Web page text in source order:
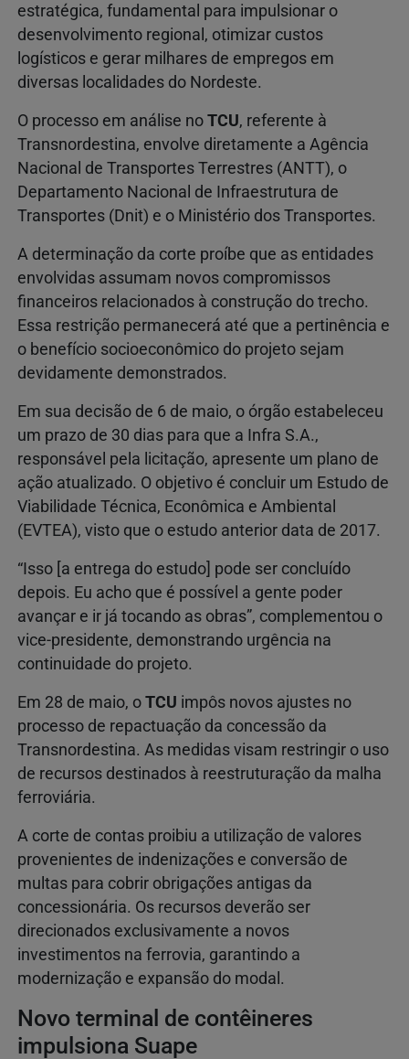
estratégica, fundamental para impulsionar o
desenvolvimento regional, otimizar custos
logísticos e gerar milhares de empregos em
diversas localidades do Nordeste.
O processo em análise no TCU, referente à
Transnordestina, envolve diretamente a Agência
Nacional de Transportes Terrestres (ANTT), o
Departamento Nacional de Infraestrutura de
Transportes (Dnit) e o Ministério dos Transportes.
A determinação da corte proíbe que as entidades
envolvidas assumam novos compromissos
financeiros relacionados à construção do trecho.
Essa restrição permanecerá até que a pertinência e
o benefício socioeconômico do projeto sejam
devidamente demonstrados.
Em sua decisão de 6 de maio, o órgão estabeleceu
um prazo de 30 dias para que a Infra S.A.,
responsável pela licitação, apresente um plano de
ação atualizado. O objetivo é concluir um Estudo de
Viabilidade Técnica, Econômica e Ambiental
(EVTEA), visto que o estudo anterior data de 2017.
“Isso [a entrega do estudo] pode ser concluído
depois. Eu acho que é possível a gente poder
avançar e ir já tocando as obras”, complementou o
vice-presidente, demonstrando urgência na
continuidade do projeto.
Em 28 de maio, o TCU impôs novos ajustes no
processo de repactuação da concessão da
Transnordestina. As medidas visam restringir o uso
de recursos destinados à reestruturação da malha
ferroviária.
A corte de contas proibiu a utilização de valores
provenientes de indenizações e conversão de
multas para cobrir obrigações antigas da
concessionária. Os recursos deverão ser
direcionados exclusivamente a novos
investimentos na ferrovia, garantindo a
modernização e expansão do modal.
Novo terminal de contêineres
impulsiona Suape